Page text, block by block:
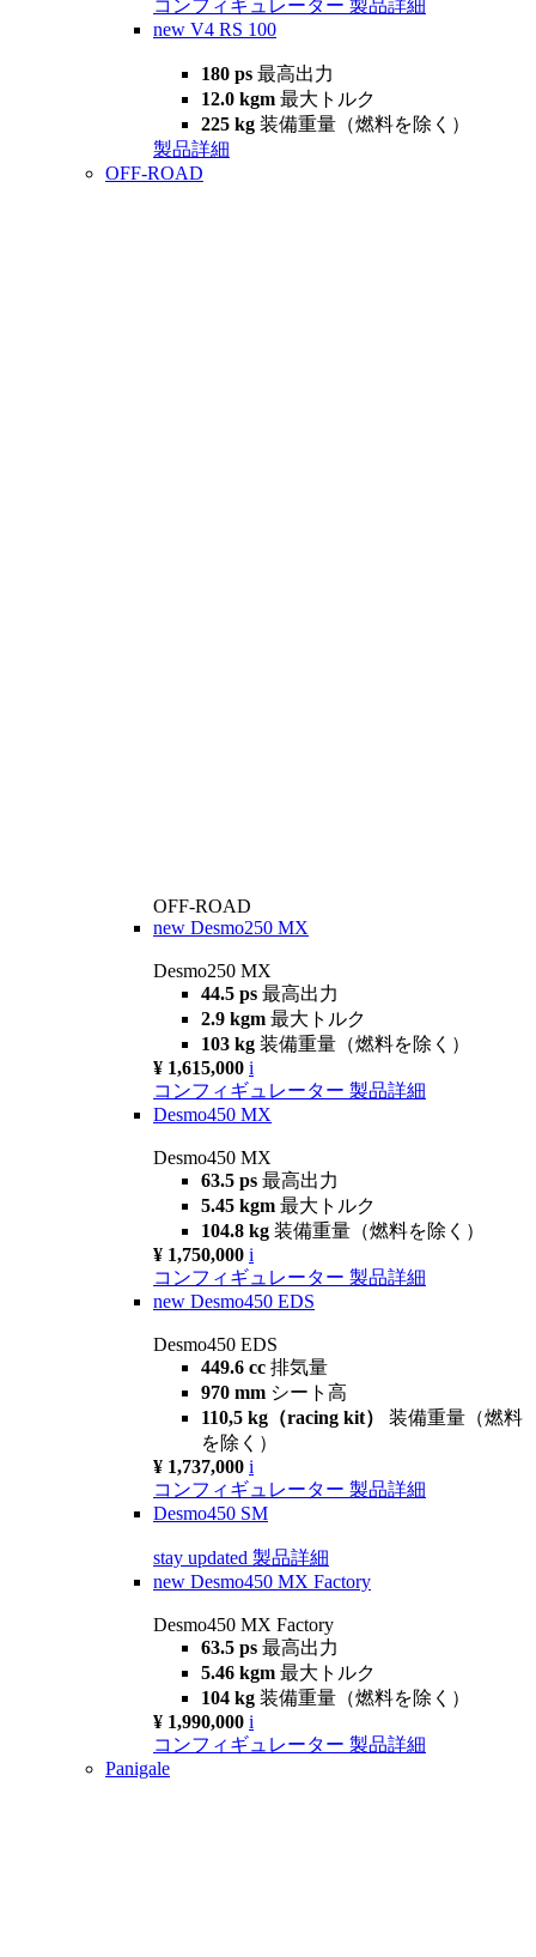
コンフィギュレーター 製品詳細
new V4 RS 100
180 ps 最高出力
12.0 kgm 最大トルク
225 kg 装備重量（燃料を除く）
製品詳細
OFF-ROAD
OFF-ROAD
new Desmo250 MX
Desmo250 MX
44.5 ps 最高出力
2.9 kgm 最大トルク
103 kg 装備重量（燃料を除く）
¥ 1,615,000 i
コンフィギュレーター 製品詳細
Desmo450 MX
Desmo450 MX
63.5 ps 最高出力
5.45 kgm 最大トルク
104.8 kg 装備重量（燃料を除く）
¥ 1,750,000 i
コンフィギュレーター 製品詳細
new Desmo450 EDS
Desmo450 EDS
449.6 cc 排気量
970 mm シート高
110,5 kg（racing kit） 装備重量（燃料
を除く）
¥ 1,737,000 i
コンフィギュレーター 製品詳細
Desmo450 SM
stay updated 製品詳細
new Desmo450 MX Factory
Desmo450 MX Factory
63.5 ps 最高出力
5.46 kgm 最大トルク
104 kg 装備重量（燃料を除く）
¥ 1,990,000 i
コンフィギュレーター 製品詳細
Panigale